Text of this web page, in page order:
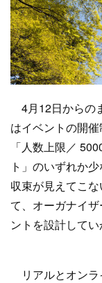
4月12日からの
はイベントの開
「人数上限／
ト」のいずれか
収束が見えてこ
て、オーガナイ
ントを設計してい
リアルとオンラ